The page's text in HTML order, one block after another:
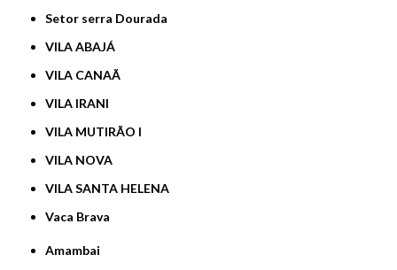
Setor serra Dourada
VILA ABAJÁ
VILA CANAÃ
VILA IRANI
VILA MUTIRÃO I
VILA NOVA
VILA SANTA HELENA
Vaca Brava
Amambai